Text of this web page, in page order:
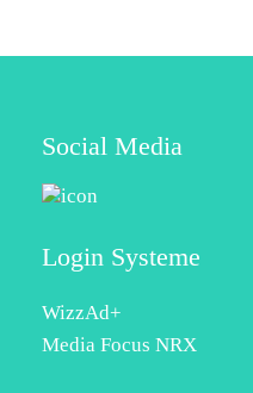
Social Media
Login Systeme
WizzAd+
Media Focus NRX